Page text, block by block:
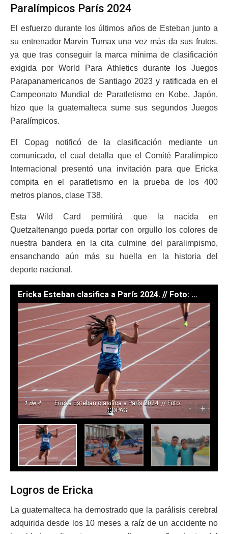
Paralímpicos París 2024
El esfuerzo durante los últimos años de Esteban junto a
su entrenador Marvin Tumax una vez más da sus frutos,
ya que tras conseguir la marca mínima de clasificación
exigida por World Para Athletics durante los Juegos
Parapanamericanos de Santiago 2023 y ratificada en el
Campeonato Mundial de Paratletismo en Kobe, Japón,
hizo que la guatemalteca sume sus segundos Juegos
Paralímpicos.
El Copag notificó de la clasificación mediante un
comunicado, el cual detalla que el Comité Paralímpico
Internacional presentó una invitación para que Ericka
compita en el paratletismo en la prueba de los 400
metros planos, clase T38.
Esta Wild Card permitirá que la nacida en
Quetzaltenango pueda portar con orgullo los colores de
nuestra bandera en la cita culmine del paralimpismo,
ensanchando aún más su huella en la historia del
deporte nacional.
Ericka Esteban clasifica a París 2024. // Foto: COPAG.
1de 4
Ericka Esteban clasifica a París 2024. // Foto:
COPAG.
- +
Logros de Ericka
La guatemalteca ha demostrado que la parálisis cerebral
adquirida desde los 10 meses a raíz de un accidente no